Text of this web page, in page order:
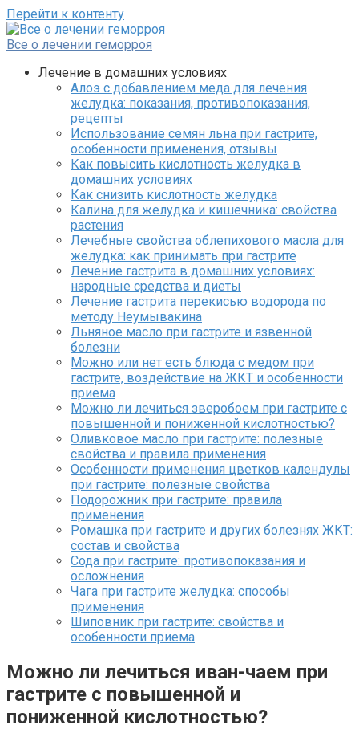
Перейти к контенту
Все о лечении геморроя
Лечение в домашних условиях
Алоэ с добавлением меда для лечения
желудка: показания, противопоказания,
рецепты
Использование семян льна при гастрите,
особенности применения, отзывы
Как повысить кислотность желудка в
домашних условиях
Как снизить кислотность желудка
Калина для желудка и кишечника: свойства
растения
Лечебные свойства облепихового масла для
желудка: как принимать при гастрите
Лечение гастрита в домашних условиях:
народные средства и диеты
Лечение гастрита перекисью водорода по
методу Неумывакина
Льняное масло при гастрите и язвенной
болезни
Можно или нет есть блюда с медом при
гастрите, воздействие на ЖКТ и особенности
приема
Можно ли лечиться зверобоем при гастрите с
повышенной и пониженной кислотностью?
Оливковое масло при гастрите: полезные
свойства и правила применения
Особенности применения цветков календулы
при гастрите: полезные свойства
Подорожник при гастрите: правила
применения
Ромашка при гастрите и других болезнях ЖКТ:
состав и свойства
Сода при гастрите: противопоказания и
осложнения
Чага при гастрите желудка: способы
применения
Шиповник при гастрите: свойства и
особенности приема
Можно ли лечиться иван-чаем при
гастрите с повышенной и
пониженной кислотностью?